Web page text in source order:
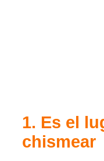
1. Es el
chismear